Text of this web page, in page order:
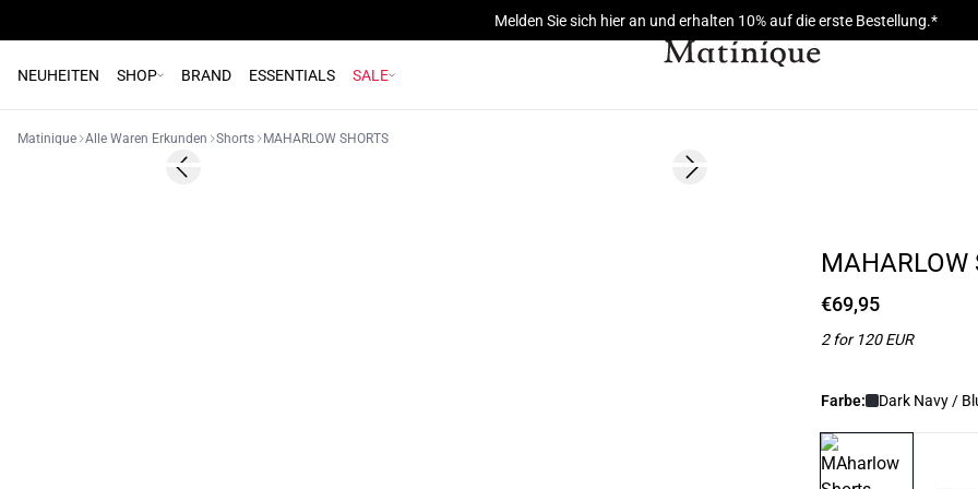
Melden Sie sich hier an und erhalten 10% auf die erste Bestellung.*
NEUHEITEN SHOP BRAND ESSENTIALS SALE
Matinique Alle Waren Erkunden Shorts MAHARLOW SHORTS
Previous slide Next slide
MAHARLOW
€69,95
2 for 120 EUR
Farbe: Dark Navy /